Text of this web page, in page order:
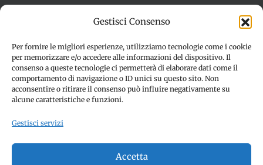
Gestisci Consenso
Per fornire le migliori esperienze, utilizziamo tecnologie come i cookie
per memorizzare e/o accedere alle informazioni del dispositivo. Il
consenso a queste tecnologie ci permetterà di elaborare dati come il
comportamento di navigazione o ID unici su questo sito. Non
acconsentire o ritirare il consenso può influire negativamente su
alcune caratteristiche e funzioni.
Gestisci servizi
Accetta
Dichiarazione sulla Privacy (UE)
Disconoscimento
© Copyright 2012 -2026 | SPETTACOLI EVENTI - CIVITANOVA
MARCHE (MC) - Partita iva: 01907890436 | ALL RIGHTS